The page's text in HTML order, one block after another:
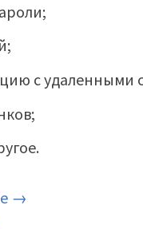
с удаленными
→